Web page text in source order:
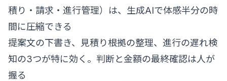
積り・請求・進行管理）は、生成AIで体感半分の時
間に圧縮できる
提案文の下書き、見積り根拠の整理、進行の遅れ検
知の3つが特に効く。判断と金額の最終確認は人が
握る